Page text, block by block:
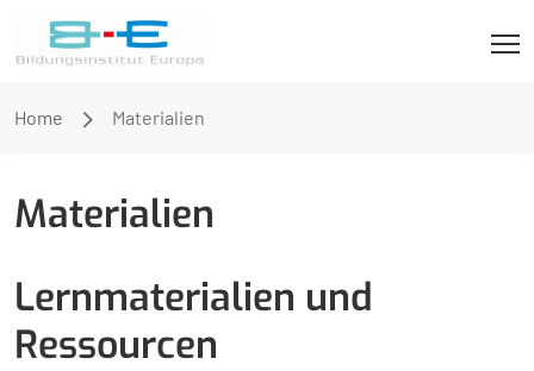
Home Materialien
Materialien
Lernmaterialien und
Ressourcen